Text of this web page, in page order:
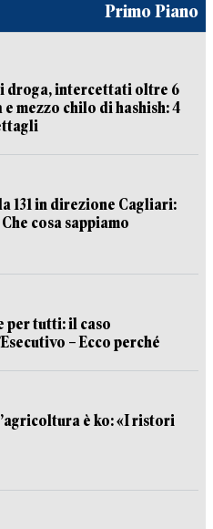
Primo Piano
droga, intercettati oltre 6
mezzo chilo di hashish: 4
131 in direzione Cagliari:
cosa sappiamo
per tutti: il caso
– Ecco perché
è ko: «I ristori